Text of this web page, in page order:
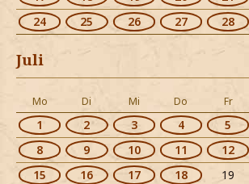
24
25 26 27 28
Juli
Mo Di Mi Do Fr
1 2 3 4 5
8
9 10 11 12
15
16 17 18 19